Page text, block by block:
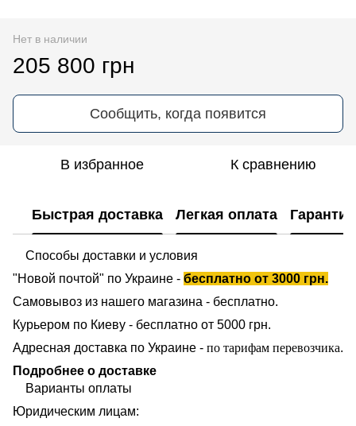
Нет в наличии
205 800 грн
Сообщить, когда появится
В избранное К сравнению
Быстрая доставка Легкая оплата Гарантия
Способы доставки и условия
"Новой почтой" по Украине - бесплатно от 3000 грн.
Самовывоз из нашего магазина - бесплатно.
Курьером по Киеву - бесплатно от 5000 грн.
Адресная доставка по Украине - по тарифам перевозчика.
Подробнее о доставке
Варианты оплаты
Юридическим лицам: